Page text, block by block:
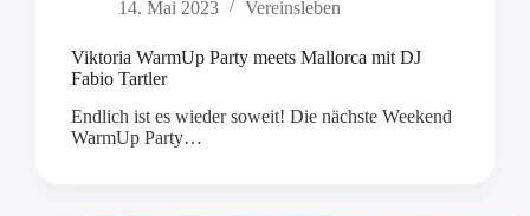
14. Mai 2023 Vereinsleben
Viktoria WarmUp Party meets Mallorca mit DJ
Fabio Tartler
Endlich ist es wieder soweit! Die nächste Weekend
WarmUp Party…